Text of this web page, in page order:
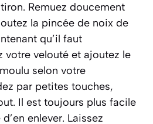
Remuez doucement
la pincée de noix de
qu’il faut
votre velouté et ajoutez le
selon votre
par petites touches,
Il est toujours plus facile
enlever. Laissez